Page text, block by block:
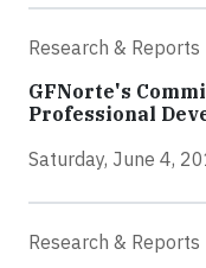
Research & Reports
GFNorte's
Professional
Saturday, June 4,
Research & Reports